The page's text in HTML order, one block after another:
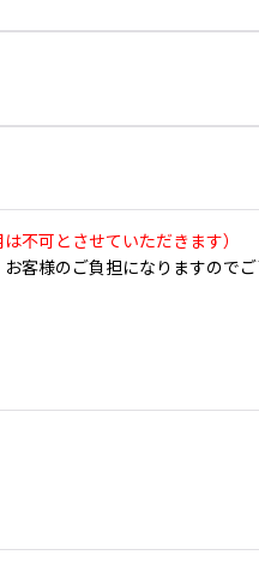
不可とさせていただきます）
客様のご負担になりますので